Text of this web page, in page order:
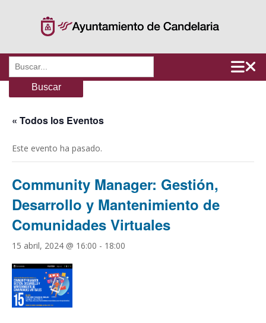
Buscar:
« Todos los Eventos
Este evento ha pasado.
Community Manager: Gestión,
Desarrollo y Mantenimiento de
Comunidades Virtuales
15 abril, 2024 @ 16:00 - 18:00